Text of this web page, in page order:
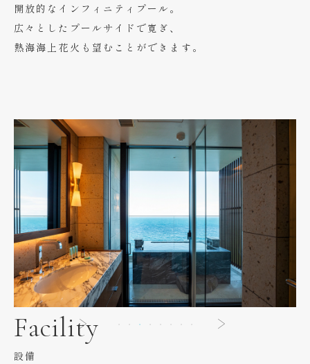
開放的なインフィニティプール。
広々としたプールサイドで寛ぎ、
熱海海上花火も望むことができます。
Facility
設備